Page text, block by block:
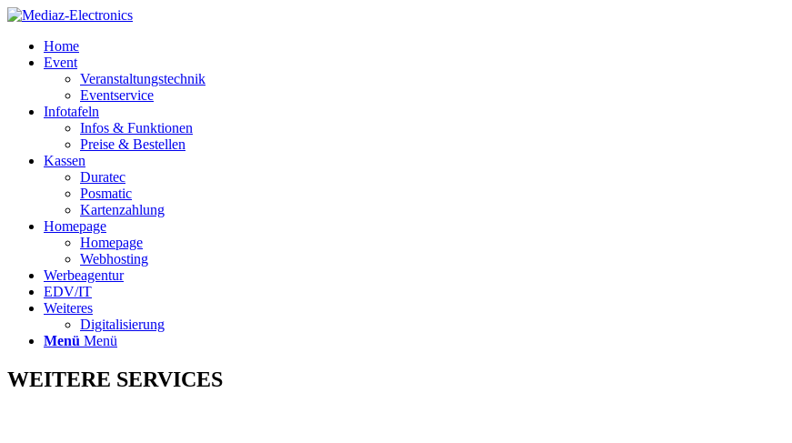
Home
Event
Veranstaltungstechnik
Eventservice
Infotafeln
Infos & Funktionen
Preise & Bestellen
Kassen
Duratec
Posmatic
Kartenzahlung
Homepage
Homepage
Webhosting
Werbeagentur
EDV/IT
Weiteres
Digitalisierung
Menü Menü
WEITERE SERVICES